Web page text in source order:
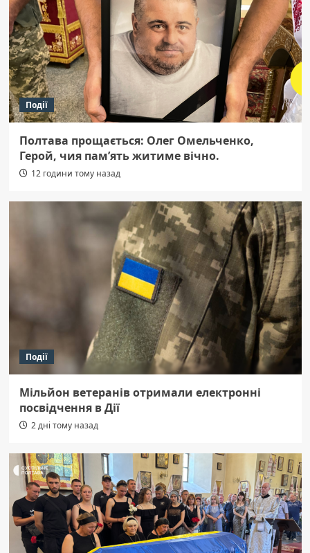
Події
Полтава прощається: Олег Омельченко,
Герой, чия пам’ять житиме вічно.
12 години тому назад
Події
Мільйон ветеранів отримали електронні
посвідчення в Дії
2 дні тому назад